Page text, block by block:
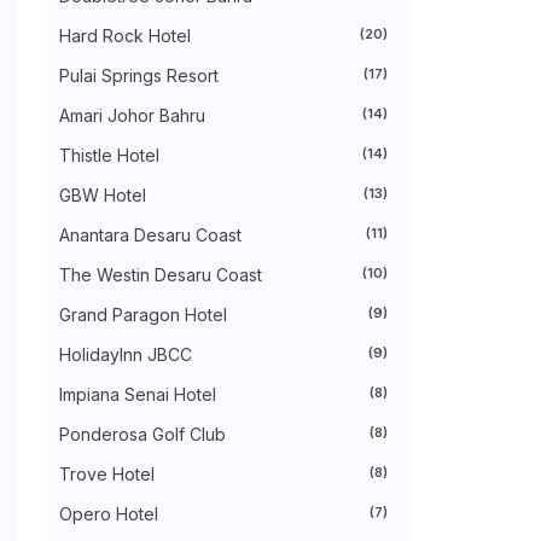
►August 2024(31)
►July 2024(49)
►May 2024(34)
►March 2024(73)
► February 2024
►2023(483)
►November 2023(40)
►September 2023(51)
►August 2023 (41)
July 2023
►June 2023(32)
►April 2023 (29)
►February 2023(42)
►January 2023
►December 2022
Hard Rock Hotel (20)
Pulai Springs Resort (17)
Amari Johor Bahru (14)
Thistle Hotel (14)
GBW Hotel (13)
Anantara Desaru Coast (11)
The Westin Desaru Coast (10)
Grand Paragon Hotel (9)
HolidayInn JBCC (9)
Impiana Senai Hotel (8)
Ponderosa Golf Club (8)
Trove Hotel (8)
Opero Hotel (7)